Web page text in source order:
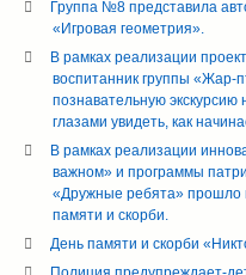
Группа №8 представила
«Игровая геометрия».
В рамках реализации
воспитанник группы «Жар-
познавательную
глазами увидеть, как
В рамках реализации
важном» и программы
«Дружные ребята» прошло
памяти и скорби.
День памяти и скорби